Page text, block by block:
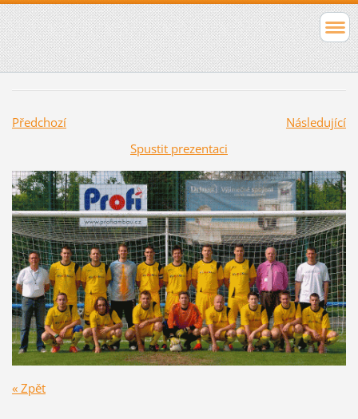
Předchozí
Následující
Spustit prezentaci
« Zpět